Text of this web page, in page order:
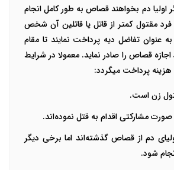
اولیا دم بخواهند قصاص به طور کامل انجام
مقتول کمتر از قاتل یا قاتلین آن شخص
به عنوان تفاضل دیه پرداخت نمایند تا مقام
قصاص را صادر نماید. معمولا در شرایط
هزینه پرداخت می­گردد:
زن است.
مشارکتی اقدام به قتل نموده‌اند.
دم از قصاص گذشته‌اند اما برخی دیگر
شود.